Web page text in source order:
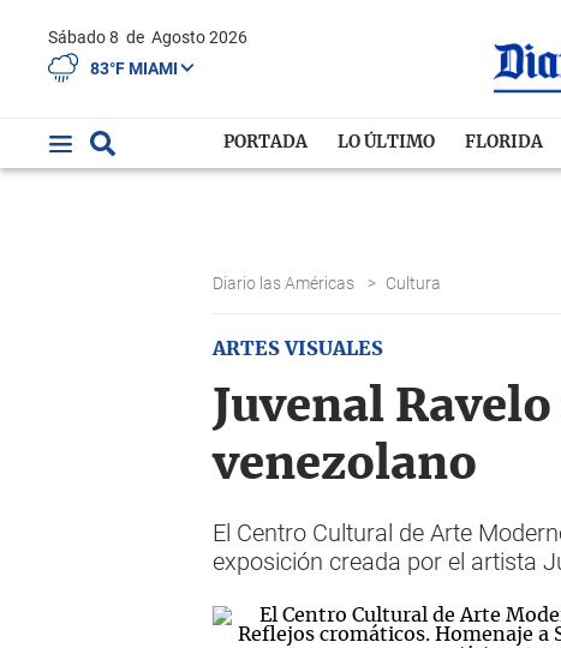
Sábado 8 de Agosto 2026
83°F MIAMI
PORTADA LO ÚLTIMO FLORIDA
Diario las Américas > Cultura
ARTES VISUALES
Juvenal
venezolano
El Centro Cultural de Arte
exposición creada por el artista